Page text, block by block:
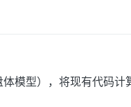
模型），将现有代码计